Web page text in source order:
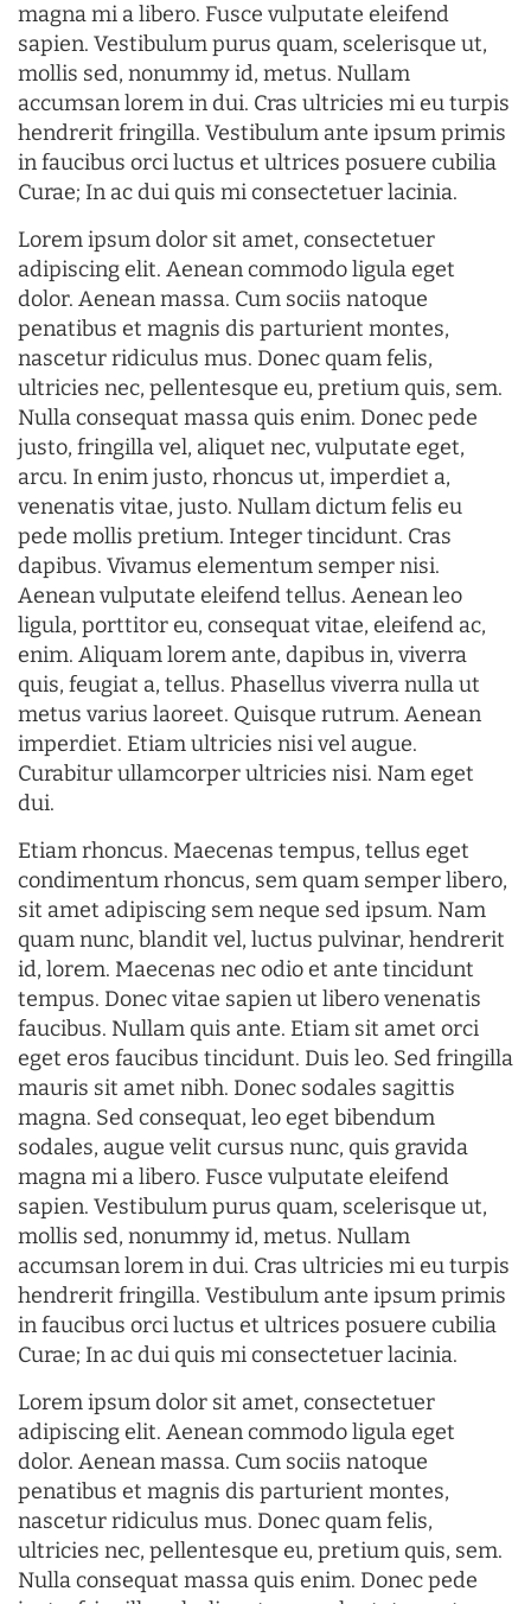
magna mi a libero. Fusce vulputate eleifend
sapien. Vestibulum purus quam, scelerisque ut,
mollis sed, nonummy id, metus. Nullam
accumsan lorem in dui. Cras ultricies mi eu turpis
hendrerit fringilla. Vestibulum ante ipsum primis
in faucibus orci luctus et ultrices posuere cubilia
Curae; In ac dui quis mi consectetuer lacinia.
Lorem ipsum dolor sit amet, consectetuer
adipiscing elit. Aenean commodo ligula eget
dolor. Aenean massa. Cum sociis natoque
penatibus et magnis dis parturient montes,
nascetur ridiculus mus. Donec quam felis,
ultricies nec, pellentesque eu, pretium quis, sem.
Nulla consequat massa quis enim. Donec pede
justo, fringilla vel, aliquet nec, vulputate eget,
arcu. In enim justo, rhoncus ut, imperdiet a,
venenatis vitae, justo. Nullam dictum felis eu
pede mollis pretium. Integer tincidunt. Cras
dapibus. Vivamus elementum semper nisi.
Aenean vulputate eleifend tellus. Aenean leo
ligula, porttitor eu, consequat vitae, eleifend ac,
enim. Aliquam lorem ante, dapibus in, viverra
quis, feugiat a, tellus. Phasellus viverra nulla ut
metus varius laoreet. Quisque rutrum. Aenean
imperdiet. Etiam ultricies nisi vel augue.
Curabitur ullamcorper ultricies nisi. Nam eget
dui.
Etiam rhoncus. Maecenas tempus, tellus eget
condimentum rhoncus, sem quam semper libero,
sit amet adipiscing sem neque sed ipsum. Nam
quam nunc, blandit vel, luctus pulvinar, hendrerit
id, lorem. Maecenas nec odio et ante tincidunt
tempus. Donec vitae sapien ut libero venenatis
faucibus. Nullam quis ante. Etiam sit amet orci
eget eros faucibus tincidunt. Duis leo. Sed fringilla
mauris sit amet nibh. Donec sodales sagittis
magna. Sed consequat, leo eget bibendum
sodales, augue velit cursus nunc, quis gravida
magna mi a libero. Fusce vulputate eleifend
sapien. Vestibulum purus quam, scelerisque ut,
mollis sed, nonummy id, metus. Nullam
accumsan lorem in dui. Cras ultricies mi eu turpis
hendrerit fringilla. Vestibulum ante ipsum primis
in faucibus orci luctus et ultrices posuere cubilia
Curae; In ac dui quis mi consectetuer lacinia.
Lorem ipsum dolor sit amet, consectetuer
adipiscing elit. Aenean commodo ligula eget
dolor. Aenean massa. Cum sociis natoque
penatibus et magnis dis parturient montes,
nascetur ridiculus mus. Donec quam felis,
ultricies nec, pellentesque eu, pretium quis, sem.
Nulla consequat massa quis enim. Donec pede